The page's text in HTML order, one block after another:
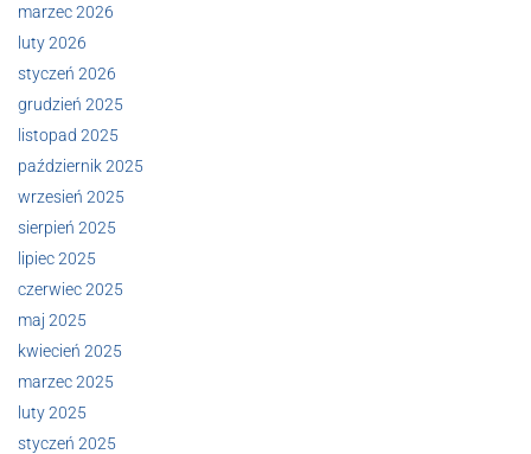
marzec 2026
luty 2026
styczeń 2026
grudzień 2025
listopad 2025
październik 2025
wrzesień 2025
sierpień 2025
lipiec 2025
czerwiec 2025
maj 2025
kwiecień 2025
marzec 2025
luty 2025
styczeń 2025